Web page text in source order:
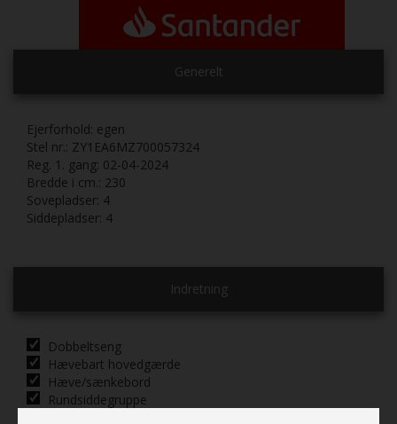
Generelt
Ejerforhold: egen
Stel nr.: ZY1EA6MZ700057324
Reg. 1. gang: 02-04-2024
Bredde i cm.: 230
Sovepladser: 4
Siddepladser: 4
Indretning
Dobbeltseng
Hævebart hovedgærde
Hæve/sænkebord
Rundsiddegruppe